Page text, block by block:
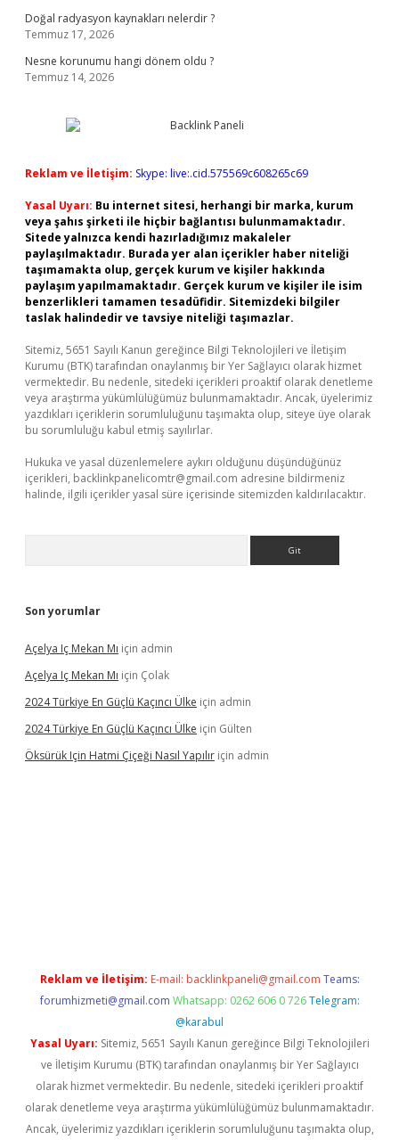
Doğal radyasyon kaynakları nelerdir ?
Temmuz 17, 2026
Nesne korunumu hangi dönem oldu ?
Temmuz 14, 2026
Reklam ve İletişim: Skype: live:.cid.575569c608265c69
Yasal Uyarı: Bu internet sitesi, herhangi bir marka, kurum
veya şahıs şirketi ile hiçbir bağlantısı bulunmamaktadır.
Sitede yalnızca kendi hazırladığımız makaleler
paylaşılmaktadır. Burada yer alan içerikler haber niteliği
taşımamakta olup, gerçek kurum ve kişiler hakkında
paylaşım yapılmamaktadır. Gerçek kurum ve kişiler ile isim
benzerlikleri tamamen tesadüfidir. Sitemizdeki bilgiler
taslak halindedir ve tavsiye niteliği taşımazlar.
Sitemiz, 5651 Sayılı Kanun gereğince Bilgi Teknolojileri ve İletişim
Kurumu (BTK) tarafından onaylanmış bir Yer Sağlayıcı olarak hizmet
vermektedir. Bu nedenle, sitedeki içerikleri proaktif olarak denetleme
veya araştırma yükümlülüğümüz bulunmamaktadır. Ancak, üyelerimiz
yazdıkları içeriklerin sorumluluğunu taşımakta olup, siteye üye olarak
bu sorumluluğu kabul etmiş sayılırlar.
Hukuka ve yasal düzenlemelere aykırı olduğunu düşündüğünüz
içerikleri, backlinkpanelicomtr@gmail.com adresine bildirmeniz
halinde, ilgili içerikler yasal süre içerisinde sitemizden kaldırılacaktır.
Son yorumlar
Açelya Iç Mekan Mı için admin
Açelya Iç Mekan Mı için Çolak
2024 Türkiye En Güçlü Kaçıncı Ülke için admin
2024 Türkiye En Güçlü Kaçıncı Ülke için Gülten
Öksürük Için Hatmi Çiçeği Nasıl Yapılır için admin
Reklam ve İletişim: E-mail: backlinkpaneli@gmail.com Teams:
forumhizmeti@gmail.com Whatsapp: 0262 606 0 726 Telegram:
@karabul
Yasal Uyarı: Sitemiz, 5651 Sayılı Kanun gereğince Bilgi Teknolojileri
ve İletişim Kurumu (BTK) tarafından onaylanmış bir Yer Sağlayıcı
olarak hizmet vermektedir. Bu nedenle, sitedeki içerikleri proaktif
olarak denetleme veya araştırma yükümlülüğümüz bulunmamaktadır.
Ancak, üyelerimiz yazdıkları içeriklerin sorumluluğunu taşımakta olup,